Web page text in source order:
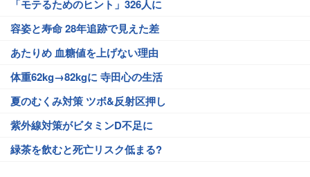
「モテるためのヒント」326人に
容姿と寿命 28年追跡で見えた差
あたりめ 血糖値を上げない理由
体重62kg→82kgに 寺田心の生活
夏のむくみ対策 ツボ&反射区押し
紫外線対策がビタミンD不足に
緑茶を飲むと死亡リスク低まる?